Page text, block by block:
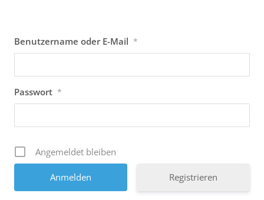
Benutzername oder E-Mail *
Passwort *
Angemeldet bleiben
Registrieren